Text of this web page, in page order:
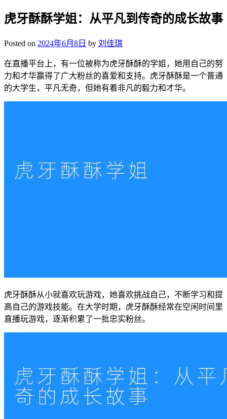
虎牙酥酥学姐：从平凡到传奇的成长故事
Posted on 2024年6月8日 by 刘佳琪
在直播平台上，有一位被称为虎牙酥酥的学姐，她用自己的努
力和才华赢得了广大粉丝的喜爱和支持。虎牙酥酥是一个普通
的大学生，平凡无奇，但她有着非凡的毅力和才华。
虎牙酥酥从小就喜欢玩游戏，她喜欢挑战自己，不断学习和提
高自己的游戏技能。在大学时期，虎牙酥酥经常在空闲时间里
直播玩游戏，逐渐积累了一批忠实粉丝。